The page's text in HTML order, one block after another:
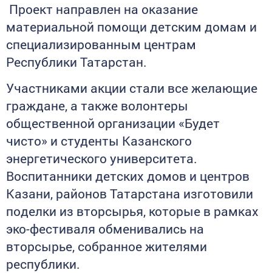
Проект направлен на оказание
материальной помощи детским домам и
специализированным центрам
Республики Татарстан.
Участниками акции стали все желающие
граждане, а также волонтеры
общественной организации «Будет
чисто» и студенты Казанского
энергетического университета.
Воспитанники детских домов и центров
Казани, районов Татарстана изготовили
поделки из вторсырья, которые в рамках
эко-фестиваля обменивались на
вторсырье, собранное жителями
республики.